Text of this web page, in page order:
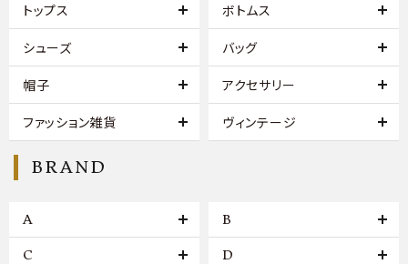
トップス ボトムス
シューズ バッグ
帽子 アクセサリー
ファッション雑貨 ヴィンテージ
BRAND
A B
C D